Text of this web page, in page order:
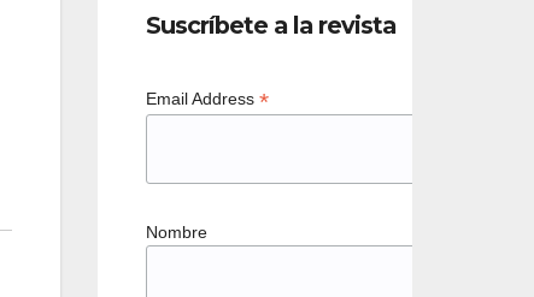
Suscríbete a la revista
Email Address *
Nombre